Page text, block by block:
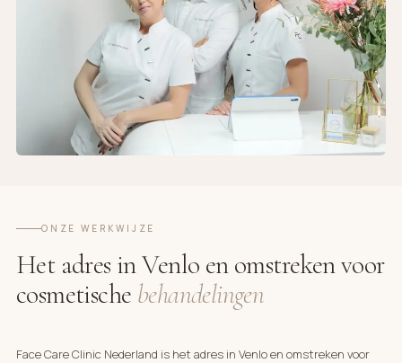
ONZE WERKWIJZE
Het adres in Venlo en omstreken voor
cosmetische behandelingen
Face Care Clinic Nederland is het adres in Venlo en omstreken voor